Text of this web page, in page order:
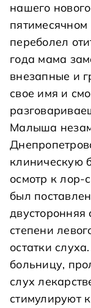
нашего
переболел
года мама
внезапные и
свое имя и
Малыша
клиническую
осмотр к лор-
был
двусторонняя
степени
остатки
больницу,
слух
стимулируют